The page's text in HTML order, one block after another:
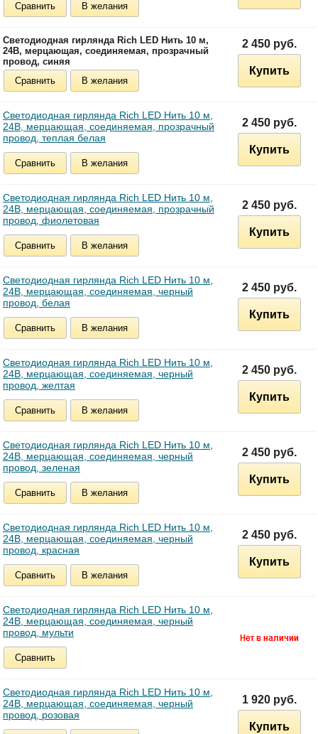
Сравнить В желания
Светодиодная гирлянда Rich LED Нить 10 м,
24В, мерцающая, соединяемая, прозрачный
провод, синяя
Сравнить
В желания
2 450 руб.
Купить
Светодиодная гирлянда Rich LED Нить 10 м,
24В, мерцающая, соединяемая, прозрачный
провод, теплая белая
Сравнить В желания
2 450 руб.
Купить
Светодиодная гирлянда Rich LED Нить 10 м,
24В, мерцающая, соединяемая, прозрачный
провод, фиолетовая
Сравнить В желания
2 450 руб.
Купить
Светодиодная гирлянда Rich LED Нить 10 м,
24В, мерцающая, соединяемая, черный
провод, белая
Сравнить В желания
2 450 руб.
Купить
Светодиодная гирлянда Rich LED Нить 10 м,
24В, мерцающая, соединяемая, черный
провод, желтая
Сравнить В желания
2 450 руб.
Купить
Светодиодная гирлянда Rich LED Нить 10 м,
24В, мерцающая, соединяемая, черный
провод, зеленая
Сравнить В желания
2 450 руб.
Купить
Светодиодная гирлянда Rich LED Нить 10 м,
24В, мерцающая, соединяемая, черный
провод, красная
Сравнить В желания
2 450 руб.
Купить
Светодиодная гирлянда Rich LED Нить 10 м,
24В, мерцающая, соединяемая, черный
провод, мульти
Сравнить
Светодиодная гирлянда Rich LED Нить 10 м,
24В, мерцающая, соединяемая, черный
провод, розовая
1 920 руб.
Купить